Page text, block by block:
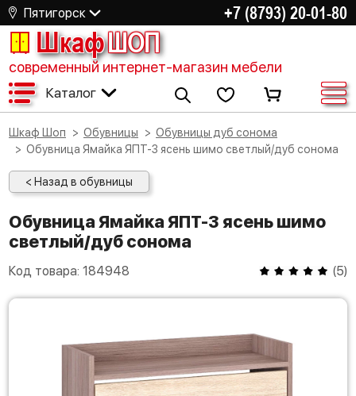
Пятигорск +7 (8793) 20-01-80
ШкафШОП
современный интернет-магазин мебели
Каталог
Шкаф Шоп Обувницы
Обувницы дуб сонома
Обувница Ямайка ЯПТ-3 ясень шимо светлый/дуб сонома
< Назад в обувницы
Обувница Ямайка ЯПТ-3 ясень шимо
светлый/дуб сонома
Код товара: 184948 (5)